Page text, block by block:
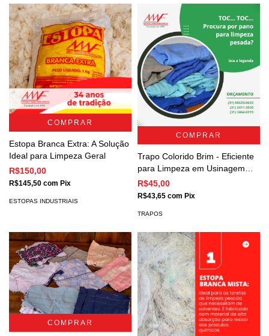
COMPRAR
Estopa Branca Extra: A Solução
Ideal para Limpeza Geral
R$150,00
R$145,50 com Pix
ESTOPAS INDUSTRIAIS
COMPRAR
Trapo Colorido Brim - Eficiente
para Limpeza em Usinagem
Mecânica
R$45,00
R$43,65 com Pix
TRAPOS
COMPRAR